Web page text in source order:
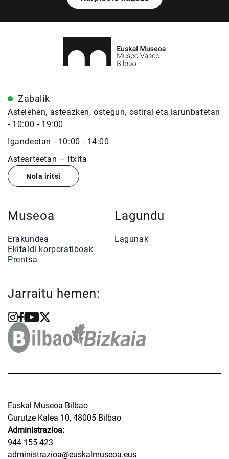
Zabalik
Astelehen, asteazken, ostegun, ostiral eta larunbatetan
- 10:00 - 19:00
Igandeetan - 10:00 - 14:00
Astearteetan – Itxita
Nola iritsi
Museoa
Erakundea
Ekitaldi korporatiboak
Prentsa
Lagundu
Lagunak
Jarraitu hemen:
Euskal Museoa Bilbao
Gurutze Kalea 10, 48005 Bilbao
Administrazioa:
944 155 423
administrazioa@euskalmuseoa.eus